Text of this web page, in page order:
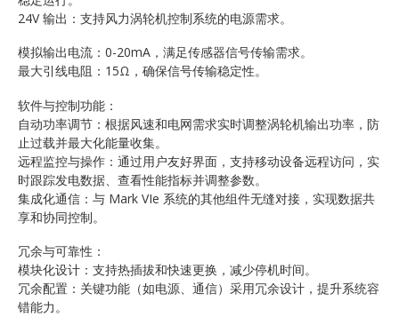
24V 输出：支持风力涡轮机控制系统的电源需求。
模拟输出电流：0-20mA，满足传感器信号传输需求。
最大引线电阻：15Ω，确保信号传输稳定性。
软件与控制功能：
自动功率调节：根据风速和电网需求实时调整涡轮机输出功率，防
止过载并最大化能量收集。
远程监控与操作：通过用户友好界面，支持移动设备远程访问，实
时跟踪发电数据、查看性能指标并调整参数。
集成化通信：与 Mark VIe 系统的其他组件无缝对接，实现数据共
享和协同控制。
冗余与可靠性：
模块化设计：支持热插拔和快速更换，减少停机时间。
冗余配置：关键功能（如电源、通信）采用冗余设计，提升系统容
错能力。